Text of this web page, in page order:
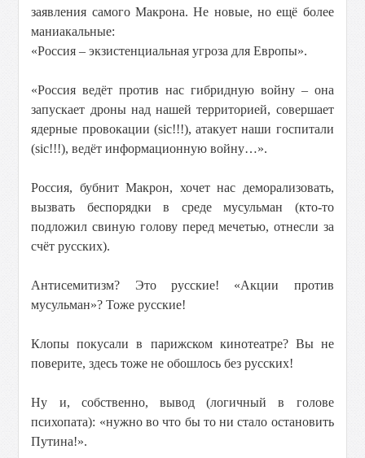
заявления самого Макрона. Не новые, но ещё более
маниакальные:
«Россия – экзистенциальная угроза для Европы».
«Россия ведёт против нас гибридную войну – она
запускает дроны над нашей территорией, совершает
ядерные провокации (sic!!!), атакует наши госпитали
(sic!!!), ведёт информационную войну…».
Россия, бубнит Макрон, хочет нас деморализовать,
вызвать беспорядки в среде мусульман (кто-то
подложил свиную голову перед мечетью, отнесли за
счёт русских).
Антисемитизм? Это русские! «Акции против
мусульман»? Тоже русские!
Клопы покусали в парижском кинотеатре? Вы не
поверите, здесь тоже не обошлось без русских!
Ну и, собственно, вывод (логичный в голове
психопата): «нужно во что бы то ни стало остановить
Путина!».